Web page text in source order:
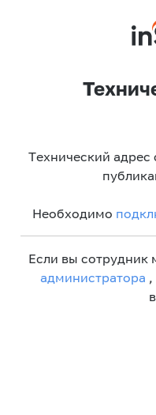
Технический адрес
Необходимо
Если вы сотрудник
администратора ,